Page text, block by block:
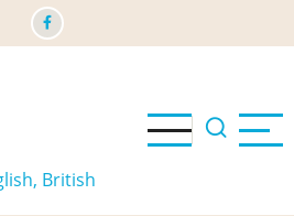
British